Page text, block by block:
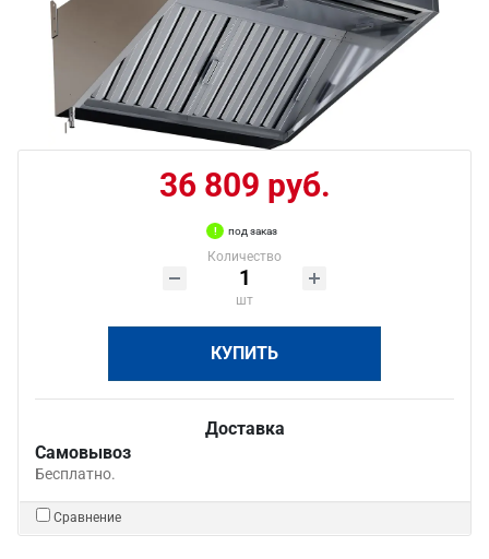
36 809 руб.
под заказ
Количество
шт
КУПИТЬ
Доставка
Самовывоз
Бесплатно.
Сравнение